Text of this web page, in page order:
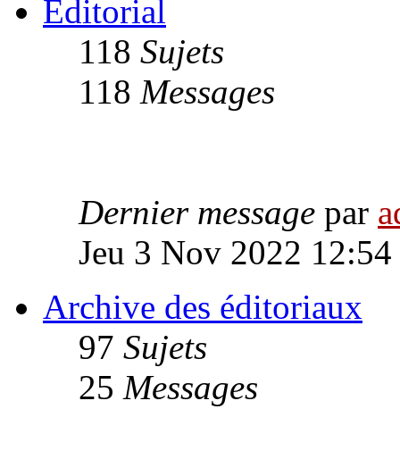
Éditorial
118 Sujets
118 Messages
Dernier message par
Jeu 3 Nov 2022 12:54
Archive des éditoriaux
97 Sujets
25 Messages